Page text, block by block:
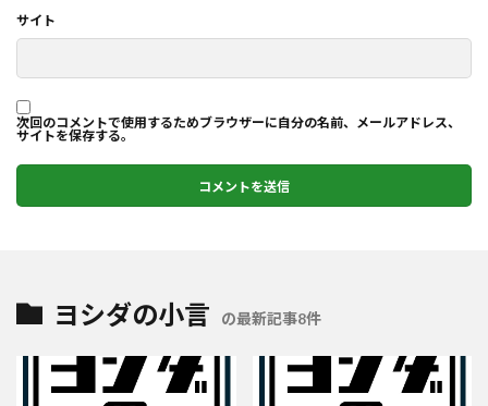
サイト
次回のコメントで使用するためブラウザーに自分の名前、メールアドレス、
サイトを保存する。
ヨシダの小言 の最新記事8件